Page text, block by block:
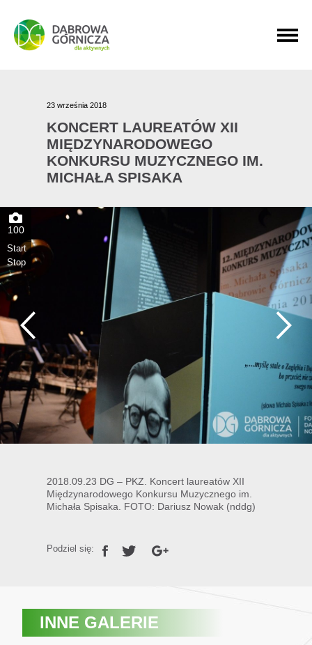
PRZEJDŹ DO MENU GŁÓWNEGO
PRZEJDŹ DO WYSZUKIWARKI
PRZEJDŹ DO TREŚCI
23 września 2018
KONCERT LAUREATÓW XII
MIĘDZYNARODOWEGO
KONKURSU MUZYCZNEGO IM.
MICHAŁA SPISAKA
100
Start
Stop
2018.09.23 DG – PKZ. Koncert laureatów XII
Międzynarodowego Konkursu Muzycznego im.
Michała Spisaka. FOTO: Dariusz Nowak (nddg)
Podziel się:
INNE GALERIE